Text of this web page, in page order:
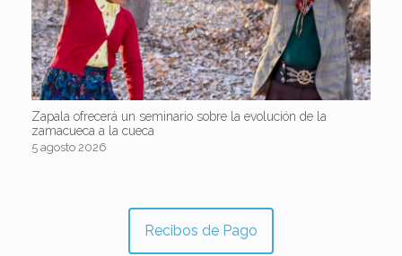
Zapala ofrecerá un seminario sobre la evolución de la
zamacueca a la cueca
5 agosto 2026
Recibos de Pago